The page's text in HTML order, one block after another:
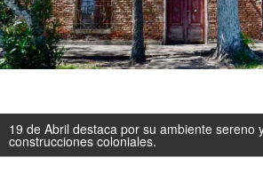
19 de Abril destaca por su ambiente sereno
construcciones coloniales.